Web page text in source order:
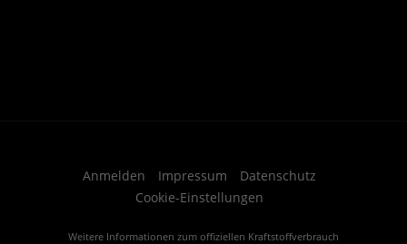
Anmelden Impressum
Datenschutz
Cookie-Einstellungen
Weitere Informationen zum offiziellen Kraftstoffverbrauch